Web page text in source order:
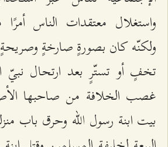
واستغلال معتقدات الناس أمرًا
ولكنّه كان بصورةٍ صارخةٍ
تخفٍ أو تستّرٍ بعد ارتحال نبيّ
غصب الخلافة من صاحبها
بيت ابنة رسول الله وحرق باب